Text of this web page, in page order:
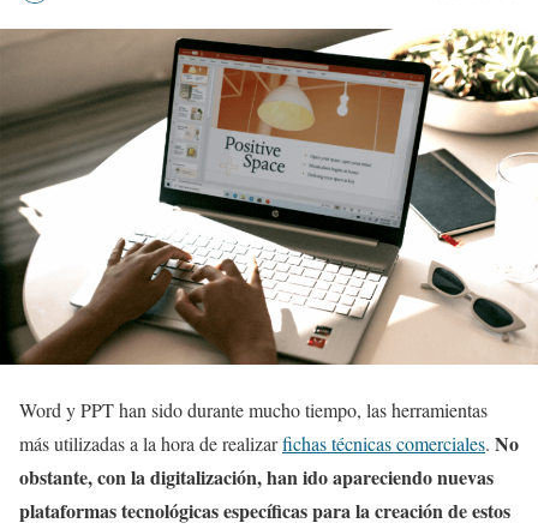
Word y PPT han sido durante mucho tiempo, las herramientas
más utilizadas a la hora de realizarfichas técnicas comerciales. No
obstante, con la digitalización, han ido apareciendo nuevas
plataformas tecnológicas específicas para la creación de estos